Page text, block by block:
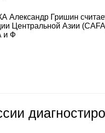
Гришин
Центральной Азии
и Ф